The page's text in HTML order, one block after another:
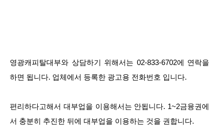
영광캐피탈대부와 상담하기 위해서는 02-833-6702에 연락을
하면 됩니다. 업체에서 등록한 광고용 전화번호 입니다.
편리하다고해서 대부업을 이용해서는 안됩니다. 1~2금융권에
서 충분히 추진한 뒤에 대부업을 이용하는 것을 권합니다.